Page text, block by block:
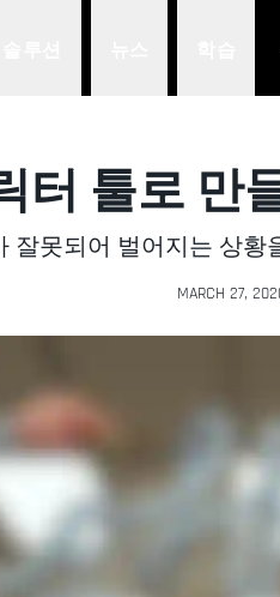
터 툴로 만
잘못되어 벌어지는 상황
MARCH 27,